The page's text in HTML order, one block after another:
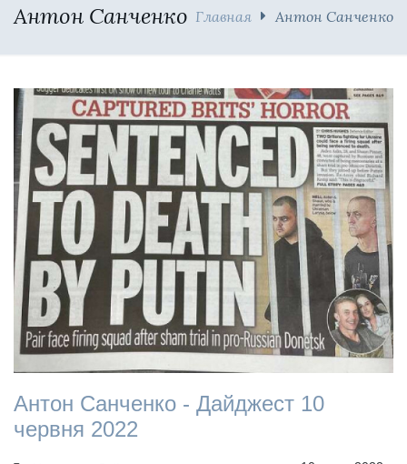
Антон Санченко Главная Антон Санченко
Антон Санченко - Дайджест 10
червня 2022